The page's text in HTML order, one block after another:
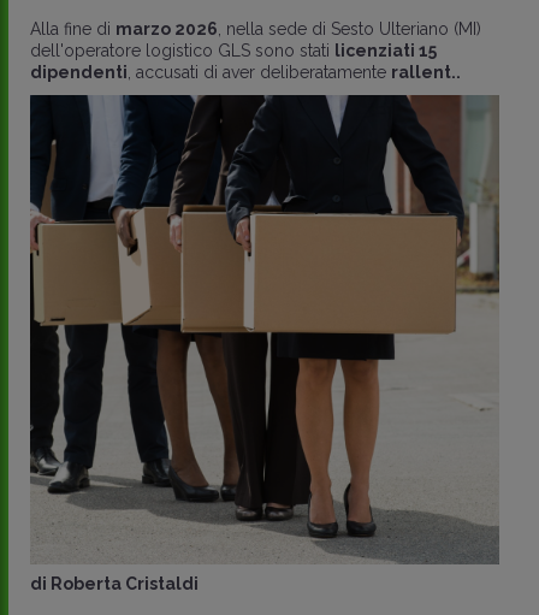
Alla fine di marzo 2026 , nella sede di Sesto Ulteriano (MI)
dell'operatore logistico GLS sono stati licenziati 15
dipendenti , accusati di aver deliberatamente rallent..
di Roberta Cristaldi